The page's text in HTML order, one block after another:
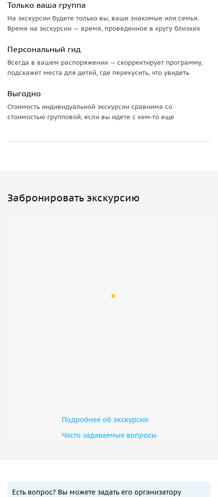
Только ваша группа
На экскурсии будете только вы, ваши знакомые или семья.
Время на экскурсии — время, проведенное в кругу близких
Персональный гид
Всегда в вашем распоряжении — скорректирует программу,
подскажет места для детей, где перекусить, что увидеть
Выгодно
Стоимость индивидуальной экскурсии сравнима со
стоимостью групповой, если вы идете с кем-то еще
Забронировать экскурсию
Подробнее об экскурсии
Часто задаваемые вопросы
Есть вопрос? Вы можете задать его организатору